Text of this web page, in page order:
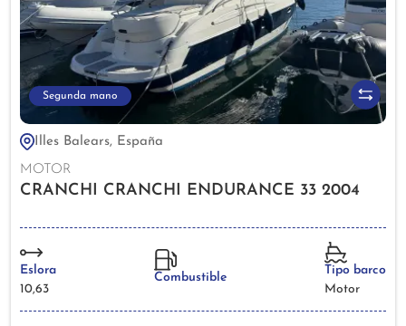
Segunda mano
Illes Balears, España
MOTOR
CRANCHI CRANCHI ENDURANCE 33 2004
Eslora
10,63
Combustible
Tipo barco
Motor